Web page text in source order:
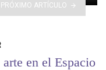
PRÓXIMO ARTÍCULO
en el Espacio